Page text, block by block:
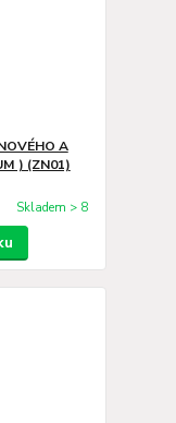
A
) (ZN01)
Skladem > 8